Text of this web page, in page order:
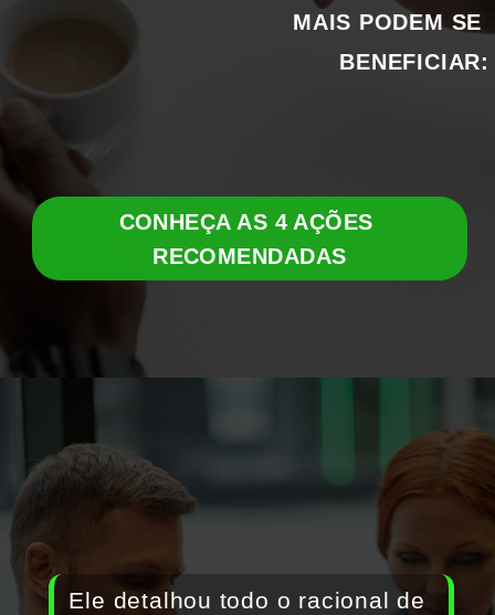
MAIS PODEM SE
BENEFICIAR:
CONHEÇA AS 4 AÇÕES
RECOMENDADAS
Ele detalhou todo o racional de